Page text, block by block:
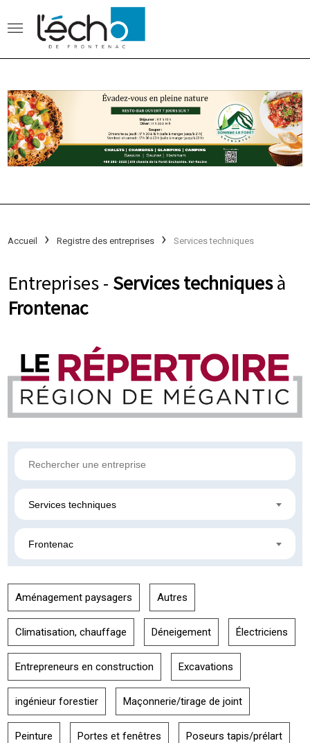
Accueil Registre des entreprises Services techniques
Entreprises - Services techniquesà
Frontenac
Services techniques
Frontenac
Aménagement paysagers Autres
Climatisation, chauffage Déneigement Électriciens
Entrepreneurs en construction Excavations
ingénieur forestier Maçonnerie/tirage de joint
Peinture Portes et fenêtres Poseurs tapis/prélart